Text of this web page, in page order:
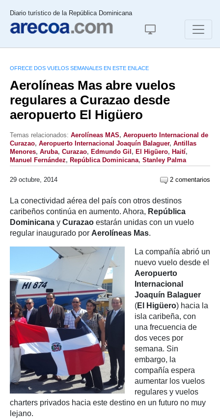
Diario turístico de la República Dominicana
OFRECE DOS VUELOS SEMANALES EN ESTE ENLACE
Aerolíneas Mas abre vuelos
regulares a Curazao desde
aeropuerto El Higüero
Temas relacionados: Aerolíneas MAS, Aeropuerto Internacional de
Curazao, Aeropuerto Internacional Joaquín Balaguer, Antillas
Menores, Aruba, Curazao, Edmundo Gil , El Higüero, Haití,
Manuel Fernández, República Dominicana, Stanley Palma
29 octubre, 2014 2 comentarios
La conectividad aérea del país con otros destinos
caribeños continúa en aumento. Ahora, República
Dominicana y Curazao estarán unidas con un vuelo
regular inaugurado por Aerolíneas Mas.
La compañía abrió un
nuevo vuelo desde el
Aeropuerto
Internacional
Joaquín Balaguer
(El Higüero) hacia la
isla caribeña, con
una frecuencia de
dos veces por
semana. Sin
embargo, la
compañía espera
aumentar los vuelos
regulares y vuelos
charters privados hacia este destino en un futuro no muy
lejano.